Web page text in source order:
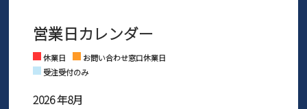
さい。
※土日祝はお問い合わせ窓口休業日となります。
Facebook Instagram
営業日カレンダー
休業日
お問い合わせ窓口休業日
受注受付のみ
2026 年8月